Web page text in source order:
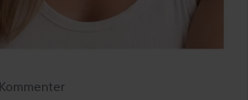
Kommenter